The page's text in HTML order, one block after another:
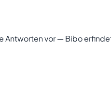
vor — Bibo